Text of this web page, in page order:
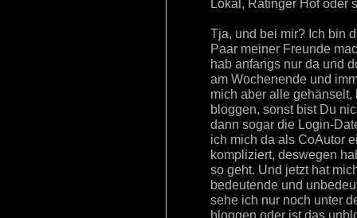
Lokal, Ratinger Hof oder
Tja, und bei mir? Ich bin
Paar meiner Freunde
hab anfangs nur da und
am Wochenende und
mich aber alle
bloggen, sonst bist Du
dann sogar die Login-
ich mich da als CoAutor
kompliziert, deswegen
so geht. Und jetzt hat
bedeutende und
sehe ich nur noch unter
bloggen oder ist das